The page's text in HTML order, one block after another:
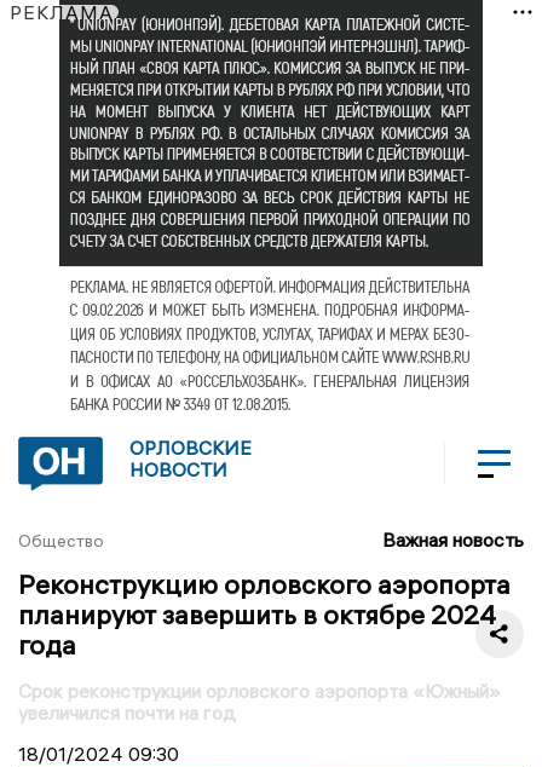
РЕКЛАМА
ОРЛОВСКИЕ
НОВОСТИ
Общество Важная новость
Реконструкцию орловского аэропорта
планируют завершить в октябре 2024
года
Срок реконструкции орловского аэропорта «Южный»
увеличился почти на год
18/01/2024 09:30